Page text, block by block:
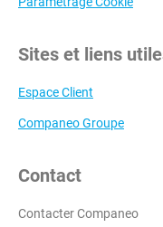
Sites et liens
Espace Client
Companeo Groupe
Contact
Contacter Companeo